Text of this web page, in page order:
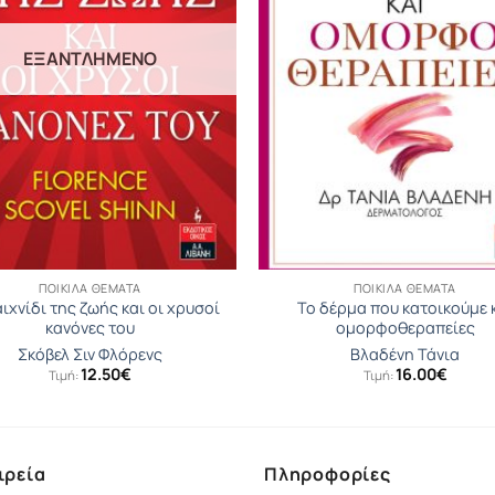
ΕΞΑΝΤΛΗΜΈΝΟ
ΠΟΙΚΊΛΑ ΘΈΜΑΤΑ
της ζωής και οι χρυσοί
κανόνες του
Σκόβελ Σιν Φλόρενς
Τιμή:12.50€
ΠΟΙΚΊΛΑ ΘΈΜΑΤΑ
Το δέρμα που κατοικούμε
ομορφοθεραπείες
Βλαδένη Τάνια
Τιμή:16.00€
Πληροφορίες